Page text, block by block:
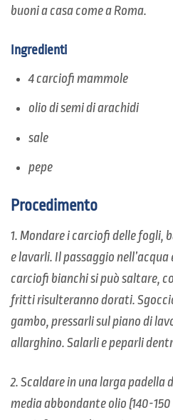
buoni a casa come a Roma.
Ingredienti
4 carciofi mammole
olio di semi di arachidi
sale
pepe
Procedimento
1. Mondare i carciofi delle fogli,
e lavarli. Il passaggio
carciofi bianchi si può saltare,
fritti risulteranno dorati.
gambo, pressarli sul piano di
allarghino. Salarli e peparli
2. Scaldare in una larga
media abbondante olio (140-